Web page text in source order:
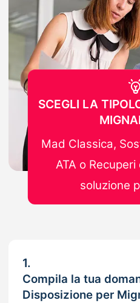
1.
Compila la tua
Disposizione per
SCEGLI LA
Mad Classica,
ATA o
soluzione